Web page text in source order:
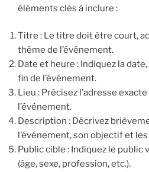
éléments clés à inclure :
Titre : Le titre doit être court,
thème de l’événement.
Date et heure : Indiquez la
fin de l’événement.
Lieu : Précisez l’adresse
l’événement.
Description : Décrivez
l’événement, son objectif et
Public cible : Indiquez le public
(âge, sexe, profession, etc.).